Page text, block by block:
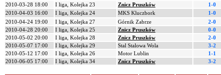
2010-03-28 18:00
I liga, Kolejka 23 Znicz Pruszków
1-0
2010-04-03 16:00
I liga, Kolejka 24 MKS Kluczbork
1-0
2010-04-24 19:00
I liga, Kolejka 27 Górnik Zabrze
2-0
2010-04-28 20:00
I liga, Kolejka 25 Znicz Pruszków
0-0
2010-05-02 20:00
I liga, Kolejka 28 Znicz Pruszków
2-0
2010-05-07 17:00
I liga, Kolejka 29 Stal Stalowa Wola
3-2
2010-05-12 17:00
I liga, Kolejka 26 Motor Lublin
1-1
2010-06-05 17:00
I liga, Kolejka 34 Znicz Pruszków 3-2